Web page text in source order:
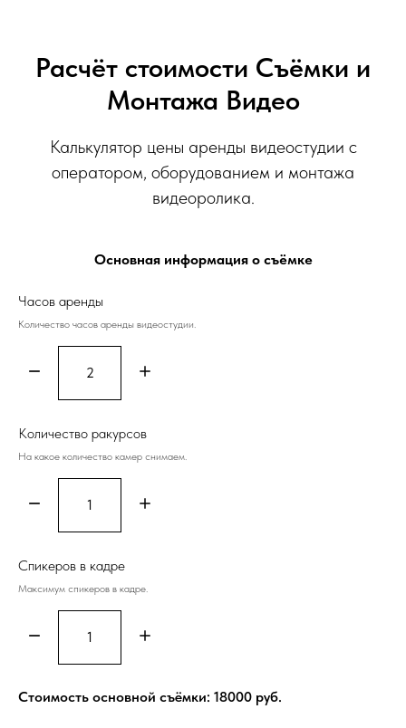
Расчёт стоимости Съёмки и
Монтажа Видео
Калькулятор цены аренды видеостудии с
оператором, оборудованием и монтажа
видеоролика.
Основная информация о съёмке
Часов аренды
Количество часов аренды видеостудии.
Количество ракурсов
На какое количество камер снимаем.
Спикеров в кадре
Максимум спикеров в кадре.
Стоимость основной съёмки: 18000 руб.